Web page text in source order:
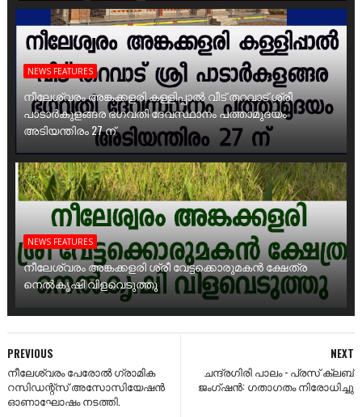
NEWS FEATURES
നീലേശ്വരം അങ്കക്കളരി കള്ളിപ്പാൽ വീട് തറവാട് ശ്രീ
പാടാർകുളങ്ങര ഭഗവതി ദേവസ്ഥാനം പത്താമുദയം
അടിയന്തിരം 27 ന്
NEWS FEATURES
നീലേശ്വരം അങ്കക്കളരി ശ്രീ വേട്ടക്കൊരുമകൻ ക്ഷേത്ര
നെൽകൃഷി വിളവെടുത്തു
NEXT
ചന്ദ്രഗിരി പാലം - പ്രസ് ക്ലബ്
ജംഗ്ഷൻ: ഗതാഗതം നിരോധിച്ചു
PREVIOUS
നീലേശ്വരം പേരോൽ ഗ്രാമിക
റസിഡന്റ്‌സ് അസോസിയേഷൻ
ഓണാഘോഷം നടത്തി.